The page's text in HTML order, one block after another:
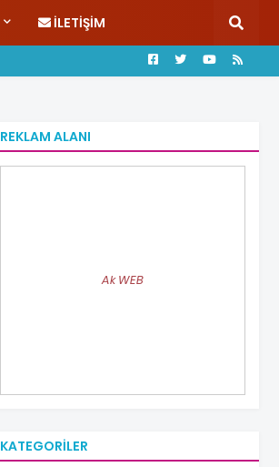
İLETIŞIM
REKLAM ALANI
Ak WEB
KATEGORILER